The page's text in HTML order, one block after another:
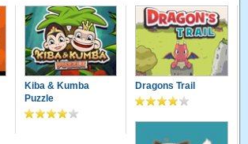
Kiba & Kumba
Puzzle
Dragons Trail